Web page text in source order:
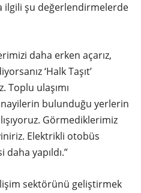
ilgili şu değerlendirmelerde
daha erken açarız,
‘Halk Taşıt’
Toplu ulaşımı
bulunduğu yerlerin
Görmediklerimiz
Elektrikli otobüs
yapıldı.”
sektörünü geliştirmek